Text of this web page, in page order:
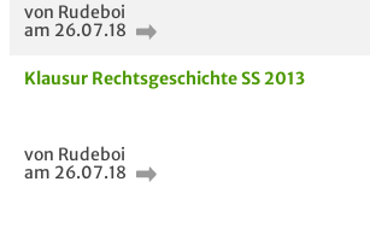
von Rudeboi
am 26.07.18
Klausur Rechtsgeschichte SS 2013
von Rudeboi
am 26.07.18